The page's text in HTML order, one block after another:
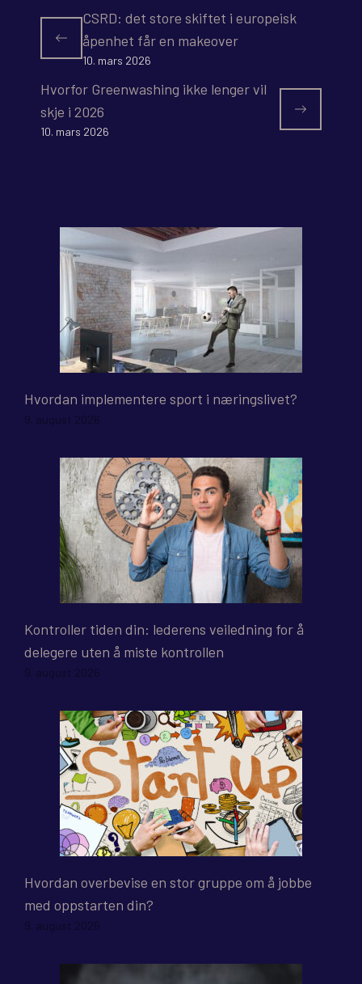
CSRD: det store skiftet i europeisk
åpenhet får en makeover
10. mars 2026
Hvorfor Greenwashing ikke lenger vil
skje i 2026
10. mars 2026
Hvordan implementere sport i næringslivet?
9. august 2026
Kontroller tiden din: lederens veiledning for å
delegere uten å miste kontrollen
9. august 2026
Hvordan overbevise en stor gruppe om å jobbe
med oppstarten din?
9. august 2026